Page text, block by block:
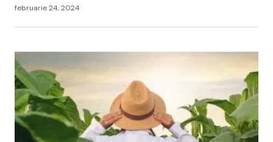
februarie 24, 2024